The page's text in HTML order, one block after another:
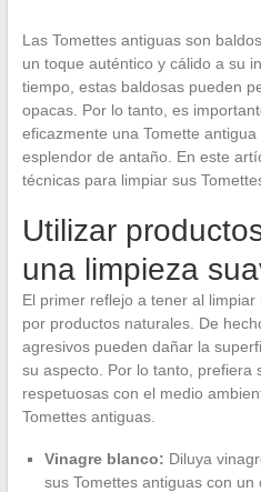
Las Tomettes antiguas son
un toque auténtico y cálido a su
tiempo, estas baldosas pueden
opacas. Por lo tanto, es
eficazmente una Tomette
esplendor de antaño. En este
técnicas para limpiar sus
Utilizar
una limpieza
El primer reflejo a tener al
por productos naturales. De
agresivos pueden dañar la
su aspecto. Por lo tanto, prefiera
respetuosas con el medio
Tomettes antiguas.
Vinagre blanco: Diluya
sus Tomettes antiguas con un